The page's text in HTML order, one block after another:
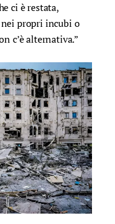
ci è restata,
propri incubi o
c’è alternativa.”